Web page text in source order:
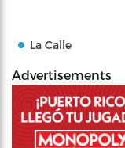
La Calle
Advertisements